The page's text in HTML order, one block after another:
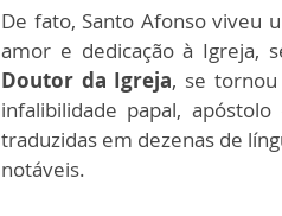
De fato, Santo Afonso viveu
amor e dedicação à Igreja,
Doutor da Igreja, se
infalibilidade papal,
traduzidas em dezenas de
notáveis.